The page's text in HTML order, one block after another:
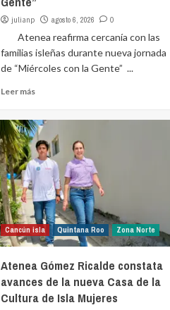
julianp agosto 6, 2026 0
Atenea reafirma cercanía con las
familias isleñas durante nueva jornada
de “Miércoles con la Gente” ...
Leer más
Cancún isla Quintana Roo Zona Norte
Atenea Gómez Ricalde constata
avances de la nueva Casa de la
Cultura de Isla Mujeres